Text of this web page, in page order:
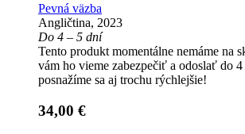
Pevná väzba
Angličtina, 2023
Do 4 – 5 dní
Tento produkt momentálne nemáme na
vám ho vieme zabezpečiť a odoslať do
posnažíme sa aj trochu rýchlejšie!
34,00 €